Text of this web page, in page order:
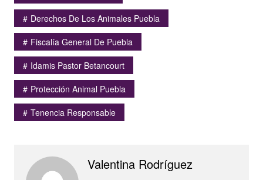
Derechos De Los Animales Puebla
Fiscalía General De Puebla
Idamis Pastor Betancourt
Protección Animal Puebla
Tenencia Responsable
Valentina Rodríguez